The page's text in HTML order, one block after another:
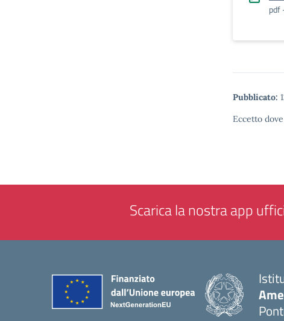
pdf
Pubblicato:
Eccetto
Scarica la nostra app